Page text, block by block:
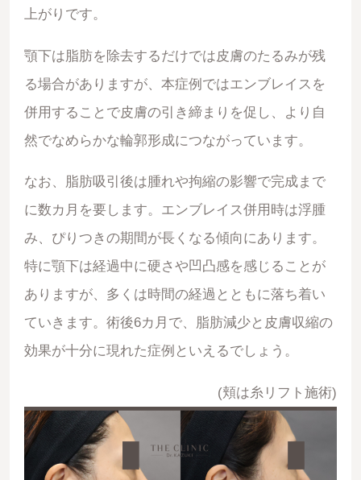
上がりです。
顎下は脂肪を除去するだけでは皮膚のたるみが残
る場合がありますが、本症例ではエンブレイスを
併用することで皮膚の引き締まりを促し、より自
然でなめらかな輪郭形成につながっています。
なお、脂肪吸引後は腫れや拘縮の影響で完成まで
に数カ月を要します。エンブレイス併用時は浮腫
み、ぴりつきの期間が長くなる傾向にあります。
特に顎下は経過中に硬さや凹凸感を感じることが
ありますが、多くは時間の経過とともに落ち着い
ていきます。術後6カ月で、脂肪減少と皮膚収縮の
効果が十分に現れた症例といえるでしょう。
(頬は糸リフト施術)